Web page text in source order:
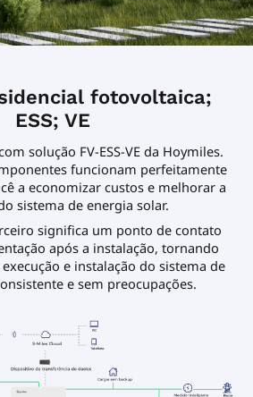
fotovoltaica;
ESS; VE
solução FV-ESS-VE da Hoymiles.
funcionam perfeitamente
a economizar custos e melhorar a
sistema de energia solar.
significa um ponto de contato
após a instalação, tornando
e instalação do sistema de
e sem preocupações.